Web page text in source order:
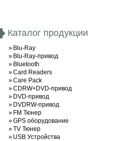
Каталог продукции
» Blu-Ray
» Blu-Ray-привод
» Bluetooth
»Card Readers
»Care Pack
»CDRW+DVD-привод
» DVD-привод
» DVDRW-привод
» FM Тюнер
»GPS оборудование
»TV Тюнер
» USB Устройства